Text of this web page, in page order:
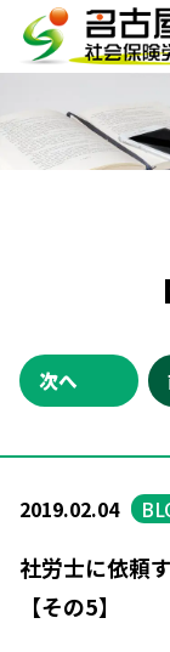
次へ
2019.02.04
社労士に依頼
【その5】